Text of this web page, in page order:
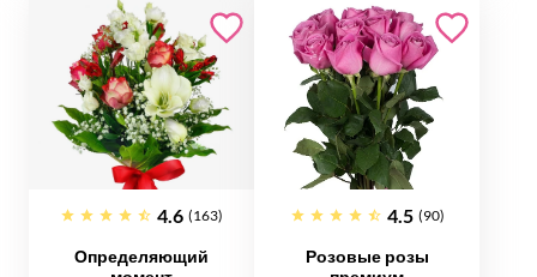
4.6 (163)
Определяющий
4.5 (90)
Розовые розы